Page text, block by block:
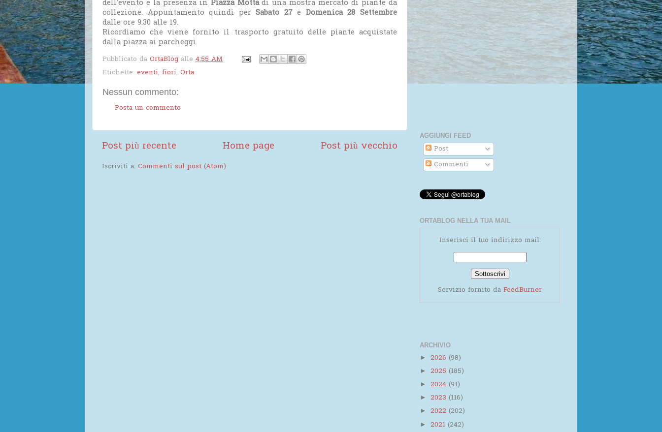
dell'evento e la presenza in Piazza Mottadi una mostra mercato di piante da
collezione. Appuntamento quindi perSabato 27e Domenica 28 Settembre
dalle ore 9.30 alle 19.
Ricordiamo che viene fornito il trasporto gratuito delle piante acquistate
dalla piazza ai parcheggi.
Pubblicato da OrtaBlog alle 4:55 AM
Etichette: eventi, fiori, Orta
Nessun commento:
Posta un commento
Post più recente Post più vecchio
Home page
Iscriviti a: Commenti sul post (Atom)
AGGIUNGI FEED
Post
Commenti
ORTABLOG NELLA TUA MAIL
Inserisci il tuo indirizzo mail:
Servizio fornito da FeedBurner
ARCHIVIO
► 2026 (98)
► 2025 (185)
► 2024 (91)
► 2023 (116)
► 2022 (202)
► 2021 (242)